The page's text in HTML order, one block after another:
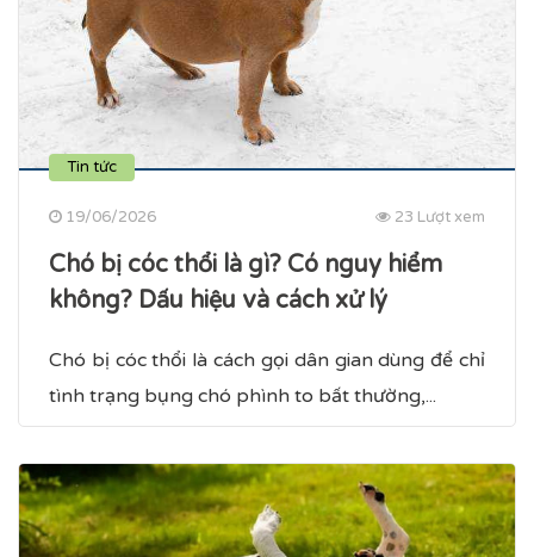
Tin tức
19/06/2026 23 Lượt xem
Chó bị cóc thổi là gì? Có nguy hiểm
không? Dấu hiệu và cách xử lý
Chó bị cóc thổi là cách gọi dân gian dùng để chỉ
tình trạng bụng chó phình to bất thường,...